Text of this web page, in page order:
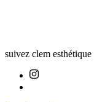
suivez clem esthétique